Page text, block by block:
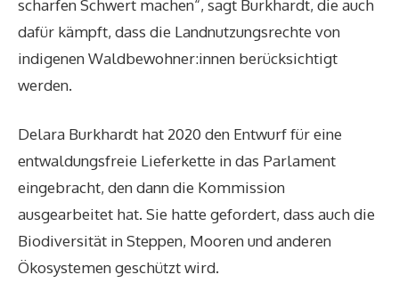
scharfen Schwert machen“, sagt Burkhardt, die auch
dafür kämpft, dass die Landnutzungsrechte von
indigenen Wald­be­woh­ne­r:in­nen berücksichtigt
werden.
Delara Burkhardt hat 2020 den Entwurf für eine
entwaldungsfreie Lieferkette in das Parlament
eingebracht, den dann die Kommission
ausgearbeitet hat. Sie hatte gefordert, dass auch die
Biodiversität in Steppen, Mooren und anderen
Ökosystemen geschützt wird.